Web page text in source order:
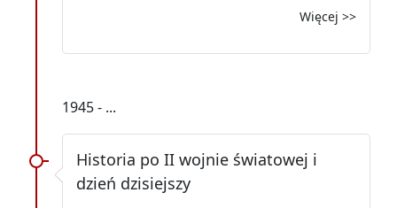
Więcej >>
1945 - ...
Historia po II wojnie światowej i
dzień dzisiejszy